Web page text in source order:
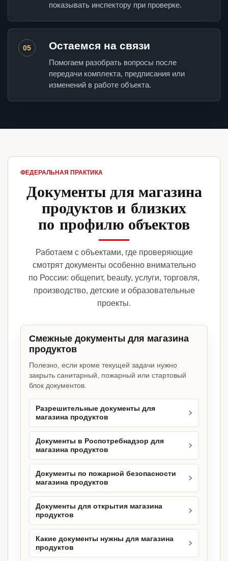
показывать инспектору при проверке.
05 Остаемся на связи
Помогаем разобрать вопросы после
передачи комплекта, предписания или
изменений в работе объекта.
ФЕДЕРАЛЬНАЯ ПРАКТИКА
Документы для магазина
продуктов и близких
по профилю объектов
Работаем с объектами, где проверяющие
смотрят документы особенно внимательно
по России: общепит, beauty, услуги, торговля,
производство, детские и образовательные
проекты.
Смежные документы для магазина
продуктов
Полезно, если кроме текущей задачи нужно
закрыть санитарный, пожарный или стартовый
блок документов.
Разрешительные документы для
магазина продуктов
Документы в Роспотребнадзор для
магазина продуктов
Документы по пожарной безопасности
магазина продуктов
Документы для открытия магазина
продуктов
Какие документы нужны для магазина
продуктов